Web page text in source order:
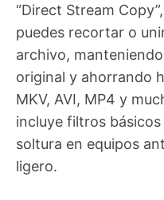
“Direct Stream
puedes recortar o
archivo,
original y ahorrando
MKV, AVI, MP4 y
incluye filtros
soltura en equipos
ligero.